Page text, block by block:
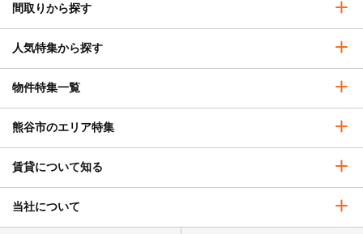
間取りから探す
人気特集から探す
物件特集一覧
熊谷市のエリア特集
賃貸について知る
当社について